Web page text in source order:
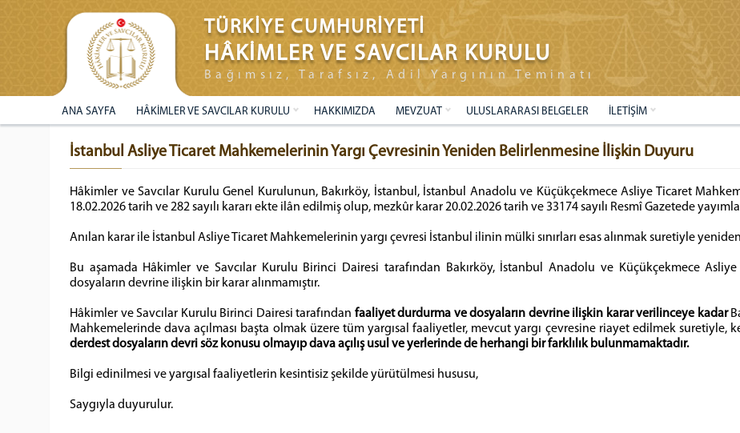
TÜRKİYE CUMHURİYETİ
HÂKİMLER VE SAVCILAR KURULU
Bağımsız, Tarafsız, Adil Yargının Teminatı
ANA SAYFA HÂKİMLER VE SAVCILAR KURULU HAKKIMIZDA MEVZUAT ULUSLARARASI BELGELER İLETİŞİM
İstanbul Asliye Ticaret Mahkemelerinin Yargı Çevresinin Yeniden Belirlenmesine İlişkin Duyuru
Hâkimler ve Savcılar Kurulu Genel Kurulunun, Bakırköy, İstanbul, İstanbul Anadolu ve Küçükçekmece Asliye Ticaret
18.02.2026 tarih ve 282 sayılı kararı ekte ilân edilmiş olup, mezkûr karar 20.02.2026 tarih ve 33174 sayılı Resmî Gazetede
Anılan karar ile İstanbul Asliye Ticaret Mahkemelerinin yargı çevresi İstanbul ilinin mülki sınırları esas alınmak suretiyle
Bu aşamada Hâkimler ve Savcılar Kurulu Birinci Dairesi tarafından Bakırköy, İstanbul Anadolu ve Küçükçekmece
dosyaların devrine ilişkin bir karar alınmamıştır.
Hâkimler ve Savcılar Kurulu Birinci Dairesi tarafından faaliyet durdurma ve dosyaların devrine ilişkin karar verilinceye kadar
Mahkemelerinde dava açılması başta olmak üzere tüm yargısal faaliyetler, mevcut yargı çevresine riayet edilmek suretiyle,
derdest dosyaların devri söz konusu olmayıp dava açılış usul ve yerlerinde de herhangi bir farklılık bulunmamaktadır.
Bilgi edinilmesi ve yargısal faaliyetlerin kesintisiz şekilde yürütülmesi hususu,
Saygıyla duyurulur.